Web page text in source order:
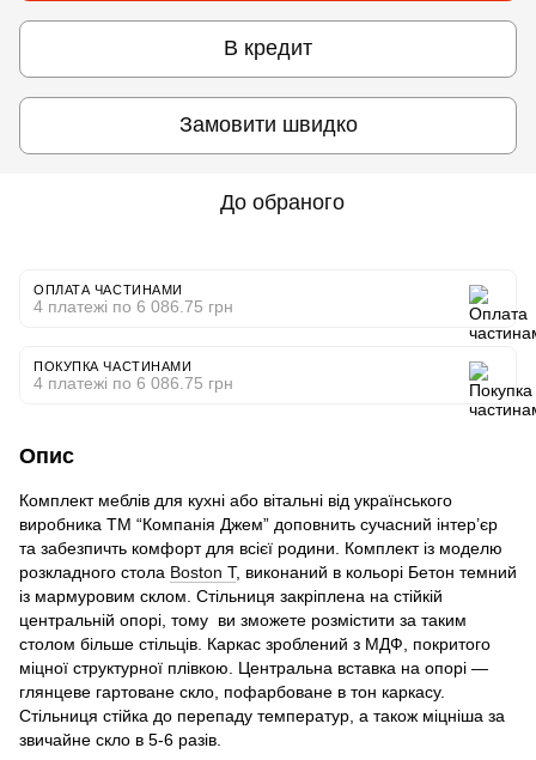
В кредит
Замовити швидко
До обраного
ОПЛАТА ЧАСТИНАМИ
4 платежі по 6 086.75 грн
ПОКУПКА ЧАСТИНАМИ
4 платежі по 6 086.75 грн
Опис
Комплект меблів для кухні або вітальні від українського
виробника ТМ “Компанія Джем” доповнить сучасний інтер’єр
та забезпичть комфорт для всієї родини. Комплект із моделю
розкладного стола Boston T, виконаний в кольорі Бетон темний
із мармуровим склом. Стільниця закріплена на стійкій
центральній опорі, тому ви зможете розмістити за таким
столом більше стільців. Каркас зроблений з МДФ, покритого
міцної структурної плівкою. Центральна вставка на опорі —
глянцеве гартоване скло, пофарбоване в тон каркасу.
Стільниця стійка до перепаду температур, а також міцніша за
звичайне скло в 5-6 разів.